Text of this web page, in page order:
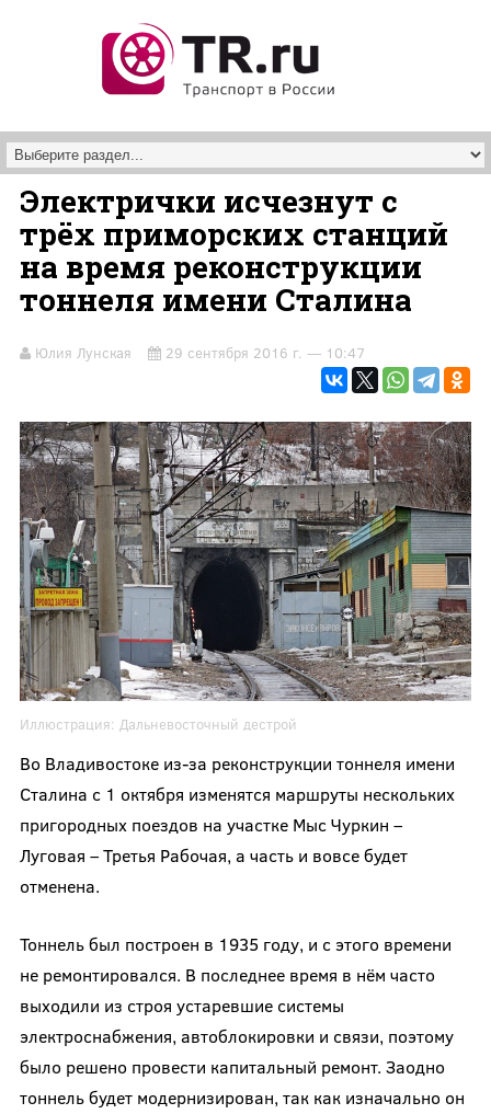
Электрички исчезнут с
трёх приморских станций
на время реконструкции
тоннеля имени Сталина
Юлия Лунская 29 сентября 2016 г. — 10:47
Иллюстрация: Дальневосточный дестрой
Во Владивостоке из-за реконструкции тоннеля имени
Сталина с 1 октября изменятся маршруты нескольких
пригородных поездов на участке Мыс Чуркин –
Луговая – Третья Рабочая, а часть и вовсе будет
отменена.
Тоннель был построен в 1935 году, и с этого времени
не ремонтировался. В последнее время в нём часто
выходили из строя устаревшие системы
электроснабжения, автоблокировки и связи, поэтому
было решено провести капитальный ремонт. Заодно
тоннель будет модернизирован, так как изначально он